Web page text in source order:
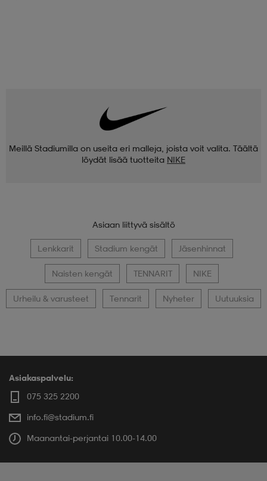
Meillä Stadiumilla on useita eri malleja, joista voit valita. Täältä
löydät lisää tuotteita NIKE
Asiaan liittyvä sisältö
Lenkkarit Stadium kengät Jäsenhinnat
Naisten kengät TENNARIT NIKE
Urheilu & varusteet Tennarit Nyheter Uutuuksia
Asiakaspalvelu:
075 325 2200
info.fi@stadium.fi
Maanantai-perjantai 10.00-14.00